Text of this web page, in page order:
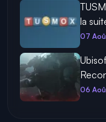
la
07
06